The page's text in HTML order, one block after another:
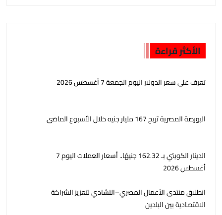
الأكثر قراءة
تعرف على سعر الدولار اليوم الجمعة 7 أغسطس 2026
البورصة المصرية تربح 167 مليار جنيه خلال الأسبوع الماضى
الدينار الكويتي بـ 162.32 جنيهًا.. أسعار العملات اليوم 7
أغسطس 2026
انطلاق منتدى الأعمال المصري–التشادي لتعزيز الشراكة
الاقتصادية بين البلدين